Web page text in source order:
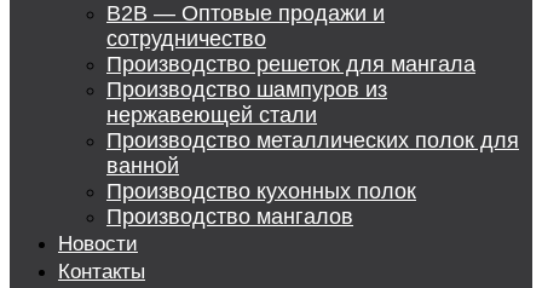
B2B — Оптовые продажи и
сотрудничество
Производство решеток для мангала
Производство шампуров из
нержавеющей стали
Производство металлических полок для
ванной
Производство кухонных полок
Производство мангалов
Новости
Контакты